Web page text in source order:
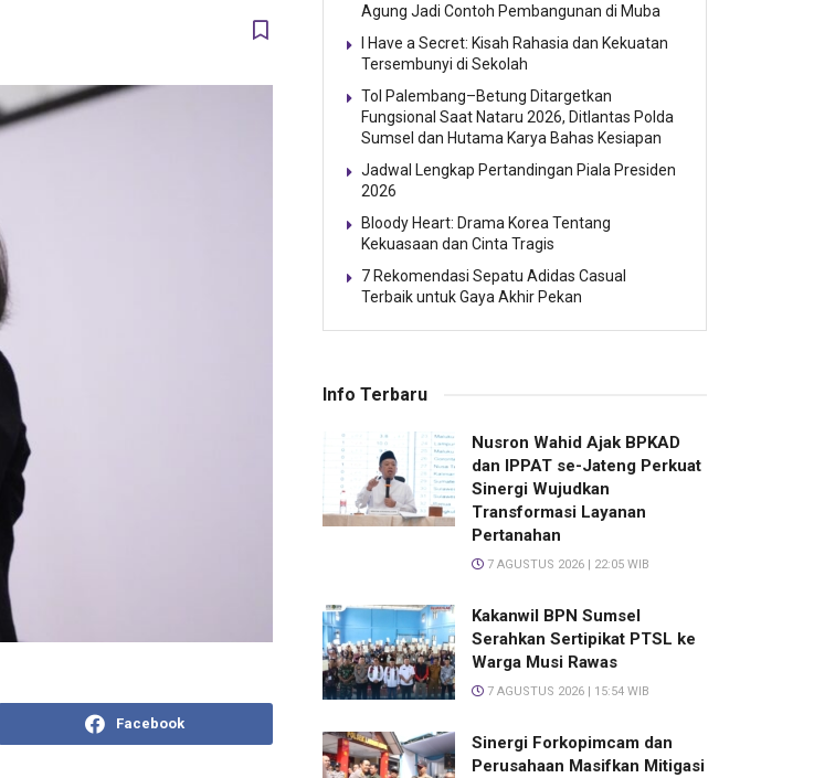
Facebook
Agung Jadi Contoh Pembangunan di Muba
I Have a Secret: Kisah Rahasia dan Kekuatan
Tersembunyi di Sekolah
Tol Palembang–Betung Ditargetkan
Fungsional Saat Nataru 2026, Ditlantas Polda
Sumsel dan Hutama Karya Bahas Kesiapan
Jadwal Lengkap Pertandingan Piala Presiden
2026
Bloody Heart: Drama Korea Tentang
Kekuasaan dan Cinta Tragis
7 Rekomendasi Sepatu Adidas Casual
Terbaik untuk Gaya Akhir Pekan
Info Terbaru
Nusron Wahid Ajak BPKAD
dan IPPAT se-Jateng Perkuat
Sinergi Wujudkan
Transformasi Layanan
Pertanahan
7 AGUSTUS 2026 | 22:05 WIB
Kakanwil BPN Sumsel
Serahkan Sertipikat PTSL ke
Warga Musi Rawas
7 AGUSTUS 2026 | 15:54 WIB
Sinergi Forkopimcam dan
Perusahaan Masifkan Mitigasi